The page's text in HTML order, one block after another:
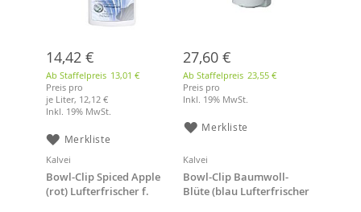
14,42 €
Ab Staffelpreis 13,01 €
Preis pro
je Liter, 12,12 €
Inkl. 19% MwSt.
Merkliste
27,60 €
Ab Staffelpreis 23,55 €
Preis pro
Inkl. 19% MwSt.
Merkliste
Kalvei
Bowl-Clip Spiced Apple
(rot) Lufterfrischer f.
Kalvei
Bowl-Clip Baumwoll-
Blüte (blau Lufterfrischer